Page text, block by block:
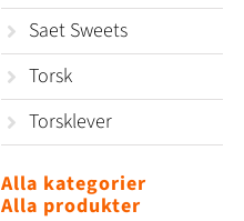
Saet Sweets
Torsk
Torsklever
Alla kategorier
Alla produkter